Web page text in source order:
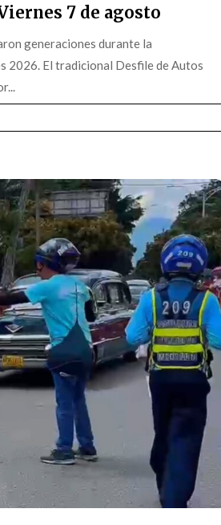
7 de agosto
generaciones durante la
2026. El tradicional Desfile de Autos